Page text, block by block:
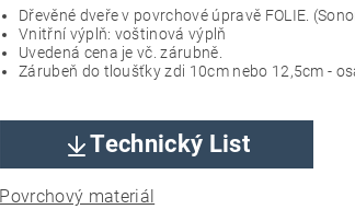
Dřevěné dveře v povrchové úpravě FOLIE.
Vnitřní výplň: voštinová výplň
Uvedená cena je vč. zárubně.
Zárubeň do tloušťky zdi 10cm nebo 12,5cm -
Technický List
Povrchový materiál